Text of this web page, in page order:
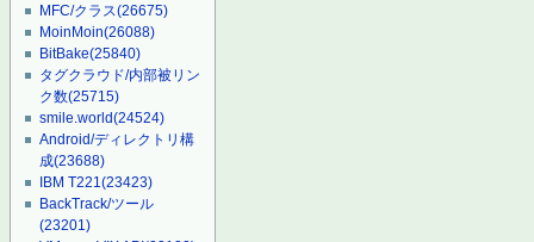
MFC/クラス(26675)
MoinMoin(26088)
BitBake(25840)
タグクラウド/内部被リン
ク数(25715)
smile.world(24524)
Android/ディレクトリ構
成(23688)
IBM T221(23423)
BackTrack/ツール
(23201)